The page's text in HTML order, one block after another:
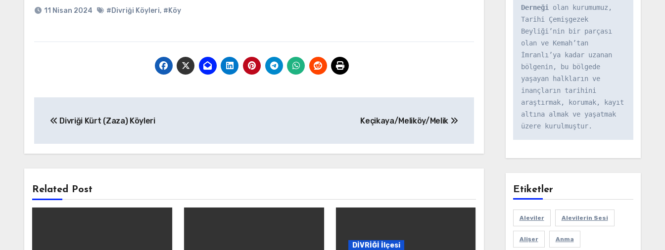
11 Nisan 2024 #Divriği Köyleri, #Köy
gezinmesi
Divriği Kürt (Zaza) Köyleri Keçikaya/Meliköy/Melik
Related Post
DİVRİĞİ İlçesi
Derneği olan kurumumuz,
Tarihi Çemişgezek
Beyliği’nin bir parçası
olan ve Kemah’tan
İmranlı’ya kadar uzanan
bölgenin, bu bölgede
yaşayan halkların ve
inançların tarihini
araştırmak, korumak, kayıt
altına almak ve yaşatmak
üzere kurulmuştur.
Etiketler
Aleviler Alevilerin Sesi
Alişer Anma